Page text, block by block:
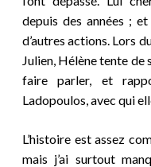
depuis des années ;
d’autres actions. Lors
Julien, Hélène tente de
faire parler, et
Ladopoulos, avec qui
L’histoire est assez
mais j’ai surtout